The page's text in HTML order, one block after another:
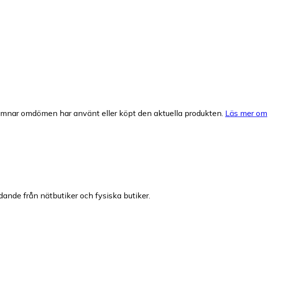
omdömen har använt eller köpt den aktuella produkten. Läs mer om
från nätbutiker och fysiska butiker.